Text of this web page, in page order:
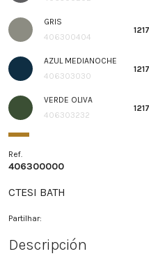
GRIS
406300404
AZUL MEDIANOCHE
406303030
VERDE OLIVA
406303232
Ref.
406300000
CTESI BATH
Partilhar:
Descripción